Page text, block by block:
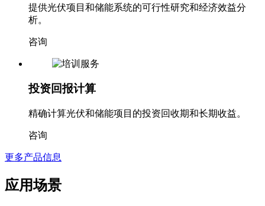
提供光伏项目和储能系统的可行性研究和经济效益分
析。
咨询
投资回报计算
精确计算光伏和储能项目的投资回收期和长期收益。
咨询
更多产品信息
应用场景